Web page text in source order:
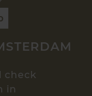
check
in